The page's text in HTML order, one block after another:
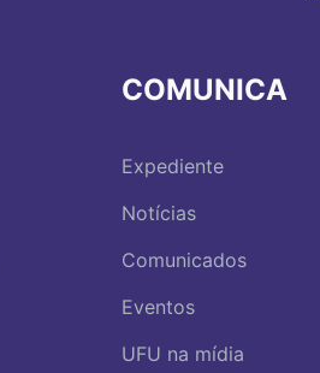
COMUNICA
Expediente
Notícias
Comunicados
Eventos
UFU na mídia